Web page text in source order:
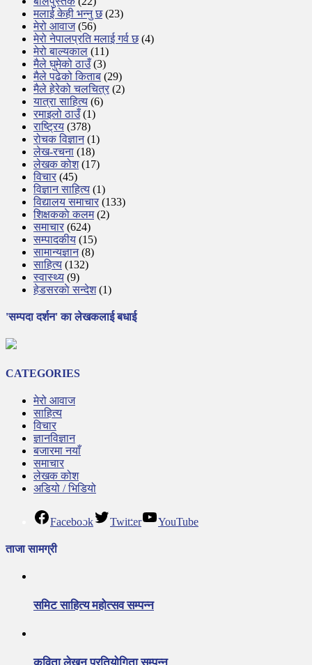
मलाई केही भन्नु छ(23)
मेरो आवाज(56)
मेरो नेपालप्रति मलाई गर्व छ(4)
मेरो बाल्यकाल (11)
मैले घुमेको ठाउँ(3)
मैले पढेको किताब (29)
मैले हेरेको चलचित्र (2)
यात्रा साहित्य (6)
रमाइलो ठाउँ(1)
राष्ट्रिय (378)
रोचक विज्ञान(1)
लेख-रचना (18)
लेखक कोश(17)
विचार (45)
विज्ञान साहित्य (1)
विद्यालय समाचार (133)
शिक्षककाे कलम(2)
समाचार (624)
सम्पादकीय (15)
सामान्यज्ञान(8)
साहित्य (132)
स्वास्थ्य (9)
हेडसरकाे सन्देश(1)
'सम्पदा दर्शन' का लेखकलाई बधाई
CATEGORIES
मेरो आवाज
साहित्य
विचार
ज्ञानविज्ञान
बजारमा नयाँ
समाचार
लेखक कोश
अडियो / भिडियो
Facebook Twitter YouTube
ताजा सामग्री
समिट साहित्य महोत्सव सम्पन्न
कविता लेखन प्रतियोगिता सम्पन्न